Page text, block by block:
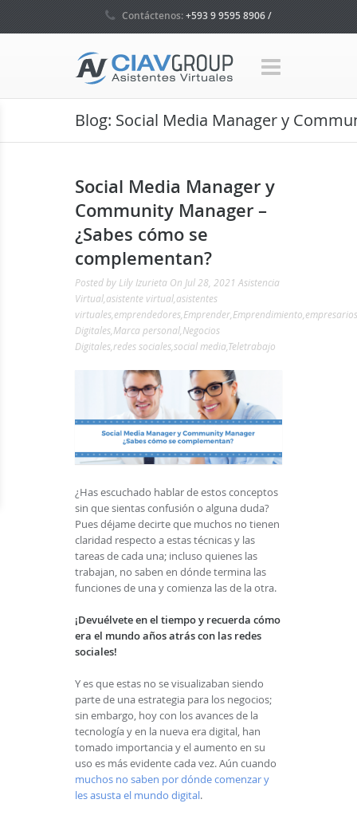
Contáctenos:+593 9 9595 8906 /
Blog: Social Media Manager y
Social Media Manager y
Community Manager –
¿Sabes cómo se
complementan?
Posted by Lily Izurieta On Jul 28, 2021 Asistencia
Virtual asistente virtual asistentes
virtuales emprendedores Emprender Emprendimiento empresarios
Digitales Marca personal Negocios
Digitales redes sociales social mediaTeletrabajo
¿Has escuchado hablar de estos conceptos
sin que sientas confusión o alguna duda?
Pues déjame decirte que muchos no tienen
claridad respecto a estas técnicas y las
tareas de cada una; incluso quienes las
trabajan, no saben en dónde termina las
funciones de una y comienza las de la otra.
¡Devuélvete en el tiempo y recuerda cómo
era el mundo años atrás con las redes
sociales!
Y es que estas no se visualizaban siendo
parte de una estrategia para los negocios;
sin embargo, hoy con los avances de la
tecnología y en la nueva era digital, han
tomado importancia y el aumento en su
uso es más evidente cada vez. Aún cuando
muchos no saben por dónde comenzar y
les asusta el mundo digital.